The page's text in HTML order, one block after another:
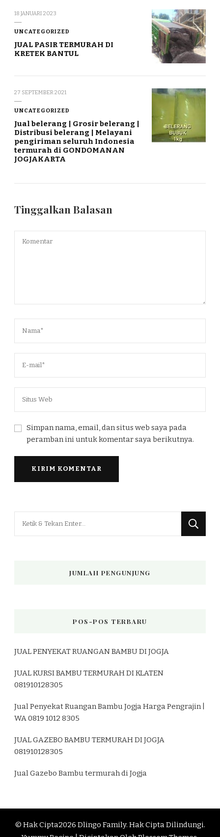
18 JANUARI 2023
UNCATEGORIZED
JUAL PASIR TERMURAH DI
KRETEK BANTUL
27 SEPTEMBER 2021
UNCATEGORIZED
Jual belerang | Grosir belerang |
Distribusi belerang | Melayani
pengiriman seluruh Indonesia
termurah di GONDOMANAN
JOGJAKARTA
Tinggalkan Balasan
Simpan nama, email, dan situs web saya pada
peramban ini untuk komentar saya berikutnya.
JUMLAH PENGUNJUNG
POS-POS TERBARU
JUAL PENYEKAT RUANGAN BAMBU DI JOGJA
JUAL KURSI BAMBU TERMURAH DI KLATEN
081910128305
Jual Penyekat Ruangan Bambu Jogja Harga Pengrajin |
WA 0819 1012 8305
JUAL GAZEBO BAMBU TERMURAH DI JOGJA
081910128305
Jual Gazebo Bambu termurah di Jogja
© Hak Cipta2026 Dlingo Family. Hak Cipta Dilindungi.